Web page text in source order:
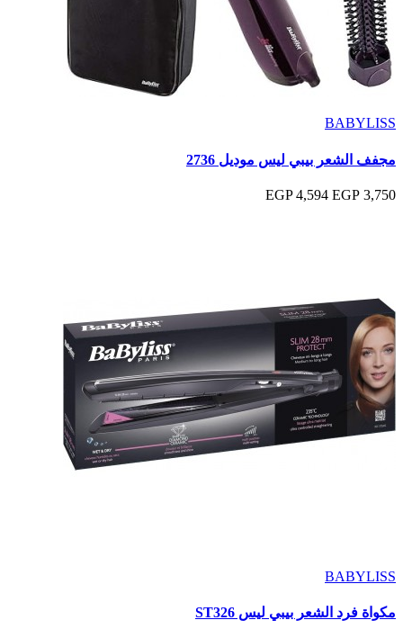
BABYLISS
مجفف الشعر بيبي ليس موديل 2736
3,750 EGP
4,594 EGP
BABYLISS
مكواة فرد الشعر بيبي ليس ST326